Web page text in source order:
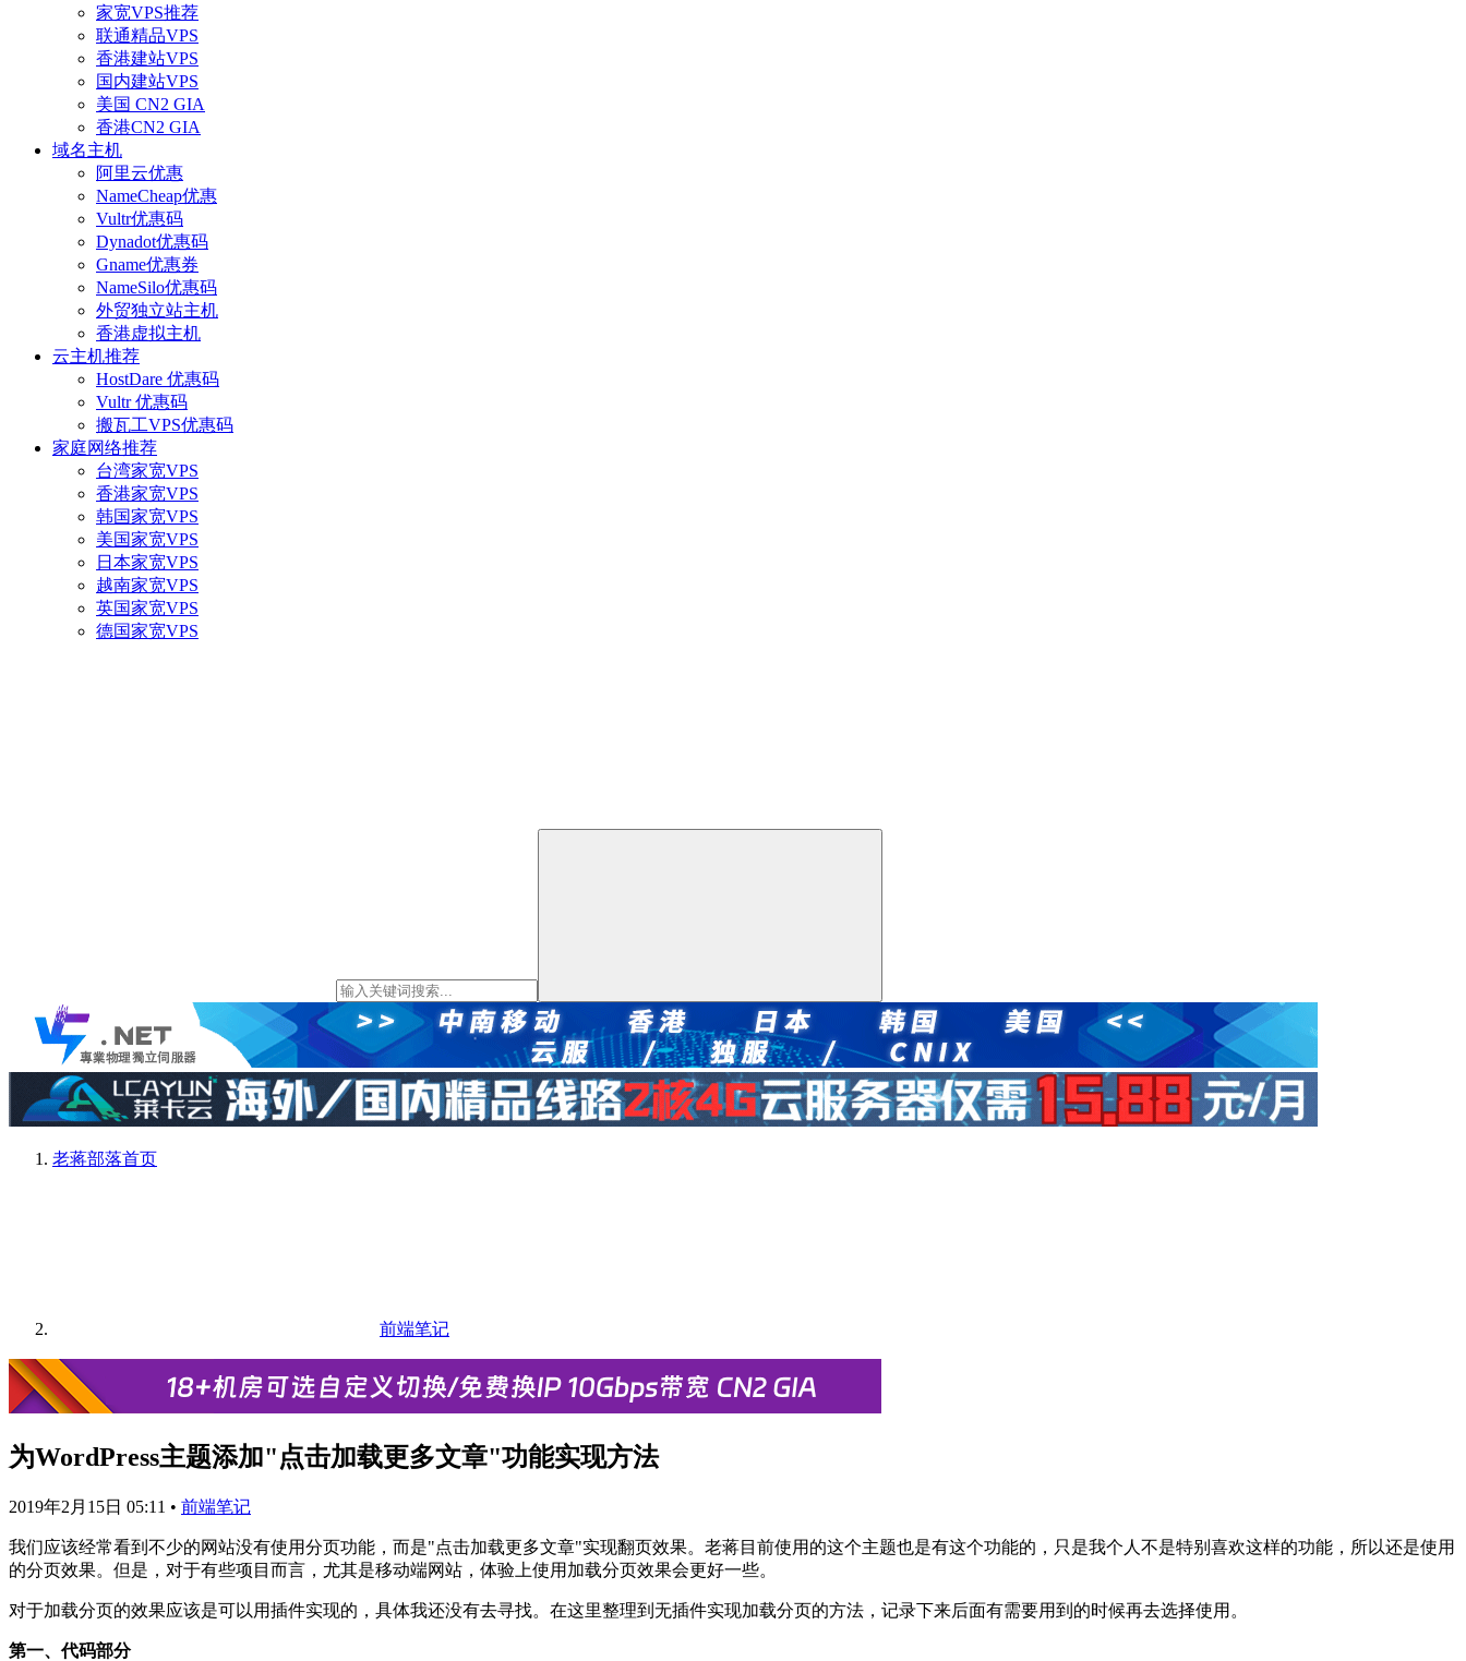
家宽VPS推荐
联通精品VPS
香港建站VPS
国内建站VPS
美国 CN2 GIA
香港CN2 GIA
域名主机
阿里云优惠
NameCheap优惠
Vultr优惠码
Dynadot优惠码
Gname优惠券
NameSilo优惠码
外贸独立站主机
香港虚拟主机
云主机推荐
HostDare 优惠码
Vultr 优惠码
搬瓦工VPS优惠码
家庭网络推荐
台湾家宽VPS
香港家宽VPS
韩国家宽VPS
美国家宽VPS
日本家宽VPS
越南家宽VPS
英国家宽VPS
德国家宽VPS
老蒋部落首页
前端笔记
为WordPress主题添加"点击加载更多文章"功能实现方法
2019年2月15日 05:11 • 前端笔记
我们应该经常看到不少的网站没有使用分页功能，而是"点击加载更多文章"实现翻页效果。老蒋目前使用的这个主题也是有这个功能的，只是我个人不是特别喜欢这样的功能，所以还是使用
的分页效果。但是，对于有些项目而言，尤其是移动端网站，体验上使用加载分页效果会更好一些。
对于加载分页的效果应该是可以用插件实现的，具体我还没有去寻找。在这里整理到无插件实现加载分页的方法，记录下来后面有需要用到的时候再去选择使用。
第一、代码部分